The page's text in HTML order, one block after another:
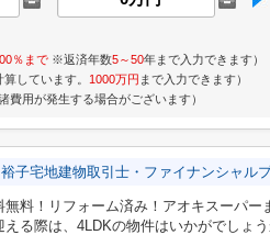
％まで ※返済年数5～50年まで入力できます）
算しています。 1000万円 まで入力できます）
費用が発生する場合がございます）
子宅地建物取引士・ファイナンシャル
無料！リフォーム済み！アオキスーパー
える際は、4LDKの物件はいかがでしょ